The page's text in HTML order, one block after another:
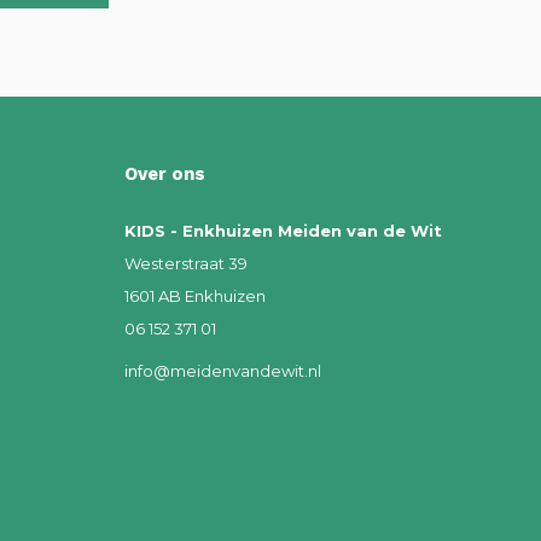
Over ons
KIDS - Enkhuizen Meiden van de Wit
Westerstraat 39
1601 AB Enkhuizen
06 152 371 01
info@meidenvandewit.nl